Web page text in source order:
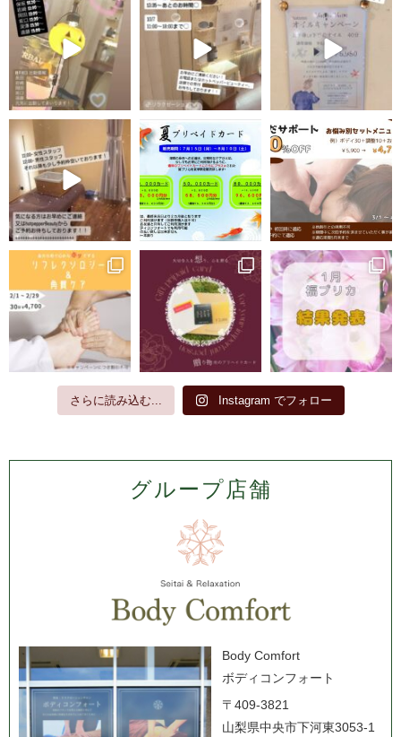
さらに読み込む... Instagram でフォロー
グループ店舗
Body Comfort
ボディコンフォート
〒409-3821
山梨県中央市下河東3053-1